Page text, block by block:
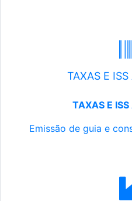
TAXAS E
TAXAS E
Emissão de guia e